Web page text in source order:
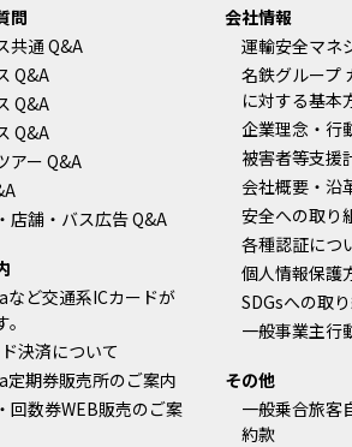
問
共通 Q&A
Q&A
Q&A
Q&A
アー Q&A
店舗・バス広告 Q&A
など交通系ICカードが
決済について
定期券販売所のご案内
回数券WEB販売のご案
会社情報
運輸安全マネ
名鉄グループ
に対する基本
企業理念・行
被害者等支援
会社概要・沿
安全への取り
各種認証につ
個人情報保護
SDGsへの取
一般事業主行
その他
一般乗合旅客
約款